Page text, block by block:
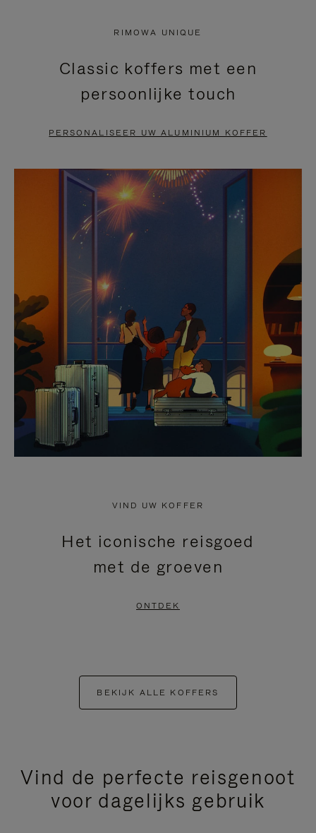
DRUK
OM
PAUZEREN
VIDEO
IS
UITGESCHAKELD.
HIER
OM
HET
DEMPEN
OP
TE
HEFFEN
RIMOWA UNIQUE
Classic koffers met een
persoonlijke touch
PERSONALISEER UW ALUMINIUM KOFFER
VIND UW KOFFER
Het iconische reisgoed
met de groeven
ONTDEK
BEKIJK ALLE KOFFERS
Vind de perfecte reisgenoot
voor dagelijks gebruik